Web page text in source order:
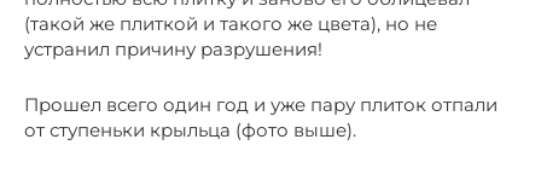
(такой же плиткой и такого же цвета), но не
устранил причину разрушения!
Прошел всего один год и уже пару плиток отпали
от ступеньки крыльца (фото выше).